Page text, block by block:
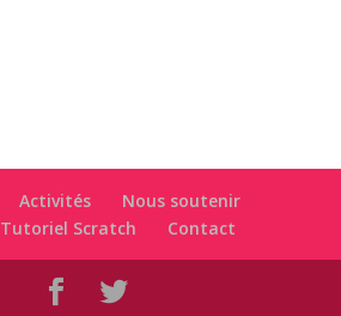
Activités
Nous soutenir
Tutoriel Scratch Contact